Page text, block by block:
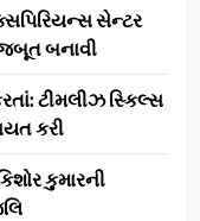
સેન્ટર
બનાવી
ટીમલીઝ સ્કિલ્સ
કરી
કુમારની